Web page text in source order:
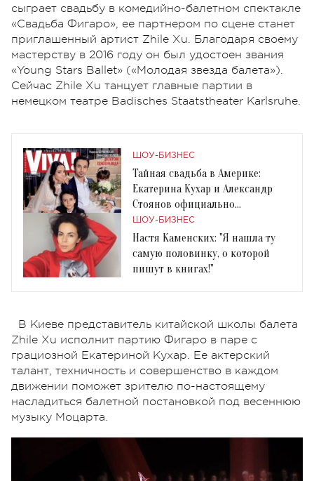
сыграет свадьбу в комедийно-балетном спектакле
«Свадьба Фигаро», ее партнером по сцене станет
приглашенный артист Zhile Xu. Благодаря своему
мастерству в 2016 году он был удостоен звания
«Young Stars Ballet» («Молодая звезда балета»).
Сейчас Zhile Xu танцует главные партии в
немецком театре Badisches Staatstheater Karlsruhe.
ШОУ-БИЗНЕС
Тайная свадьба в Америке:
Екатерина Кухар и Александр
Стоянов официально
поженились
ШОУ-БИЗНЕС
Настя Каменских: "Я нашла ту
самую половинку, о которой
пишут в книгах!"
В Киеве представитель китайской школы балета
Zhile Xu исполнит партию Фигаро в паре с
грациозной Екатериной Кухар. Ее актерский
талант, техничность и совершенство в каждом
движении поможет зрителю по-настоящему
насладиться балетной постановкой под весеннюю
музыку Моцарта.